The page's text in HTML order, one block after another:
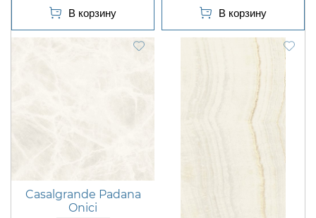
Casalgrande Padana
Onici